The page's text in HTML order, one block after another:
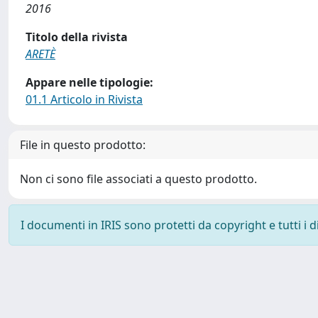
2016
Titolo della rivista
ARETÈ
Appare nelle tipologie:
01.1 Articolo in Rivista
File in questo prodotto:
Non ci sono file associati a questo prodotto.
I documenti in IRIS sono protetti da copyright e tutti i